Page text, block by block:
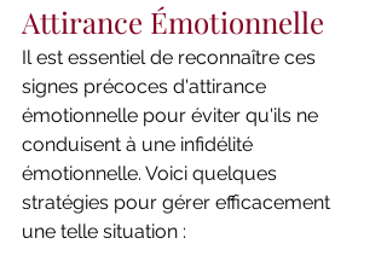
Attirance Émotionnelle
Il est essentiel de reconnaître ces
signes précoces d'attirance
émotionnelle pour éviter qu'ils ne
conduisent à une infidélité
émotionnelle. Voici quelques
stratégies pour gérer efficacement
une telle situation :